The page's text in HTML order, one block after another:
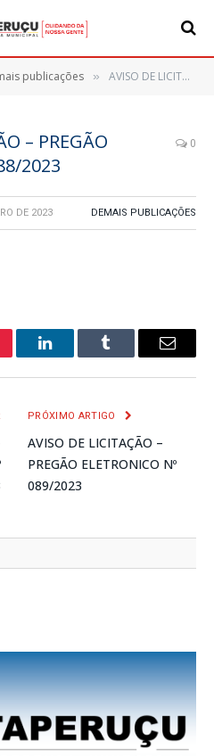
publicações » AVISO DE LICITAÇÃO – PREGÃO ELETRONICO Nº 088/2023
– PREGÃO
2023
0
DE 2023 DEMAIS PUBLICAÇÕES
LinkedInTumblr
E-
PRÓXIMO ARTIGO
AVISO DE LICITAÇÃO –
PREGÃO ELETRONICO Nº
089/2023